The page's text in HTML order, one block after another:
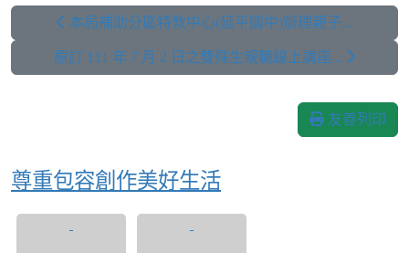
本局補助分區特教中心(延平國中)辦理親子...
原訂 111 年 7 月 2 日之雙殊生親職線上講座...
友善列印
尊重包容創作美好生活